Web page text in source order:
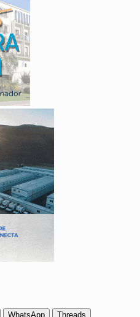
WhatsApp Threads